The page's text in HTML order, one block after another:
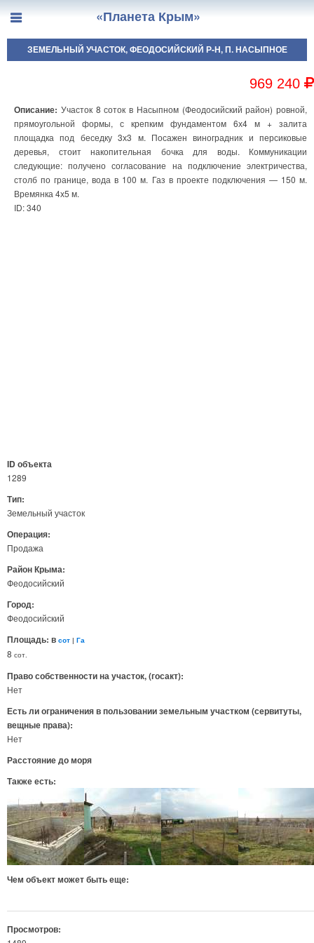
«Планета Крым»
ЗЕМЕЛЬНЫЙ УЧАСТОК, ФЕОДОСИЙСКИЙ Р-Н, П. НАСЫПНОЕ
969 240
Описание: Участок 8 соток в Насыпном (Феодосийский район) ровной,
прямоугольной формы, с крепким фундаментом 6х4 м + залита
площадка под беседку 3х3 м. Посажен виноградник и персиковые
деревья, стоит накопительная бочка для воды. Коммуникации
следующие: получено согласование на подключение электричества,
столб по границе, вода в 100 м. Газ в проекте подключения — 150 м.
Времянка 4х5 м.
ID: 340
ID объекта
1289
Тип:
Земельный участок
Операция:
Продажа
Район Крыма:
Феодосийский
Город:
Феодосийский
Площадь: в сот | Га
8 сот.
Право собственности на участок, (госакт):
Нет
Есть ли ограничения в пользовании земельным участком (сервитуты,
вещные права):
Нет
Расстояние до моря
Также есть:
Чем объект может быть еще:
Просмотров: